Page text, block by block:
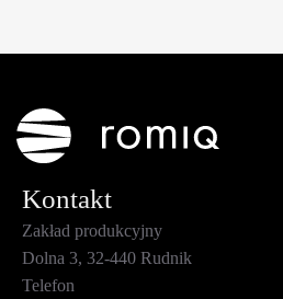
Kontakt
Zakład produkcyjny
Dolna 3, 32-440 Rudnik
Telefon